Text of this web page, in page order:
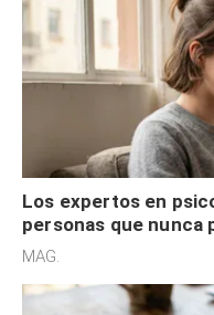
Los expertos en
personas que nunca
redes sociales no
MAG.